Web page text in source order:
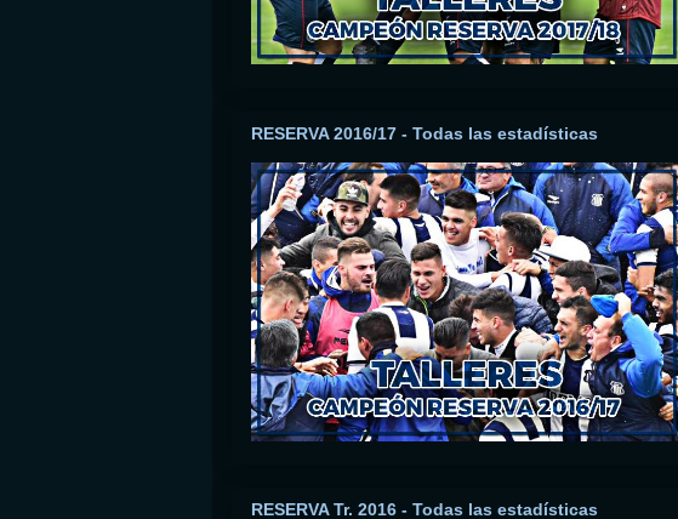
RESERVA 2016/17 - Todas las estadísticas
RESERVA Tr. 2016 - Todas las estadísticas